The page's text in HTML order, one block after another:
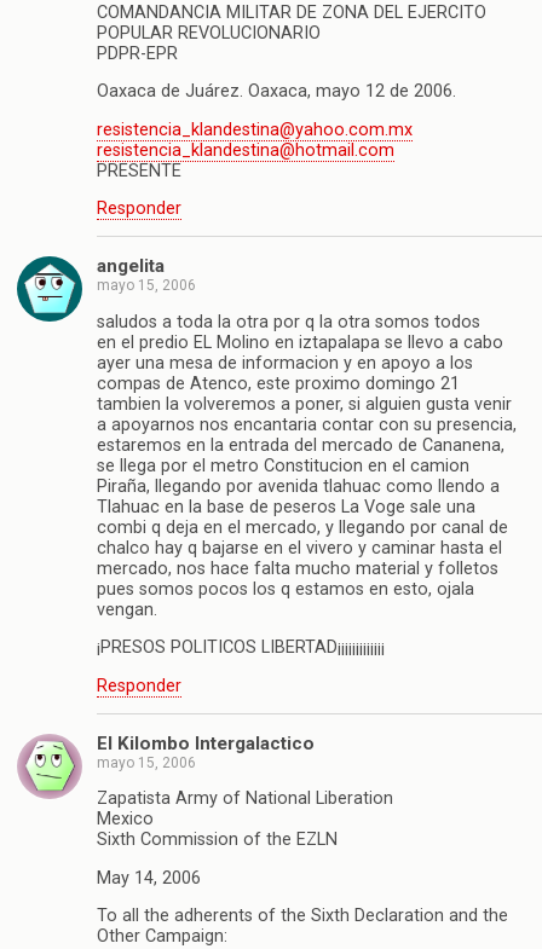
COMANDANCIA MILITAR DE ZONA DEL EJERCITO
POPULAR REVOLUCIONARIO
PDPR-EPR
Oaxaca de Juárez. Oaxaca, mayo 12 de 2006.
resistencia_klandestina@yahoo.com.mx
resistencia_klandestina@hotmail.com
PRESENTE
Responder
angelita
mayo 15, 2006
saludos a toda la otra por q la otra somos todos
en el predio EL Molino en iztapalapa se llevo a cabo
ayer una mesa de informacion y en apoyo a los
compas de Atenco, este proximo domingo 21
tambien la volveremos a poner, si alguien gusta venir
a apoyarnos nos encantaria contar con su presencia,
estaremos en la entrada del mercado de Cananena,
se llega por el metro Constitucion en el camion
Piraña, llegando por avenida tlahuac como llendo a
Tlahuac en la base de peseros La Voge sale una
combi q deja en el mercado, y llegando por canal de
chalco hay q bajarse en el vivero y caminar hasta el
mercado, nos hace falta mucho material y folletos
pues somos pocos los q estamos en esto, ojala
vengan.
¡PRESOS POLITICOS LIBERTAD¡¡¡¡¡¡¡¡¡¡¡¡¡
Responder
El Kilombo Intergalactico
mayo 15, 2006
Zapatista Army of National Liberation
Mexico
Sixth Commission of the EZLN
May 14, 2006
To all the adherents of the Sixth Declaration and the
Other Campaign: